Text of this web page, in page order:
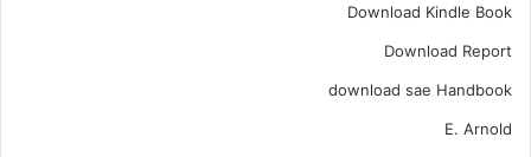
Download Kindle Book
Download Report
download sae Handbook
E. Arnold